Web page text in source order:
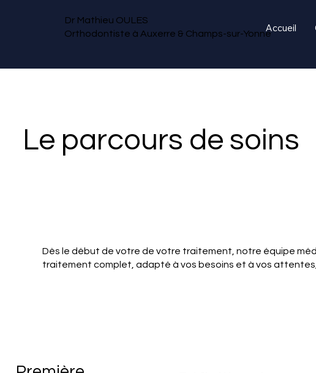
Dr Mathieu OULES
Orthodontiste à Auxerre & Champs-sur-Yonne
Accueil
Le parcours de soins
Dès le début de votre de votre traitement, notre équipe
traitement complet, adapté à vos besoins et à vos